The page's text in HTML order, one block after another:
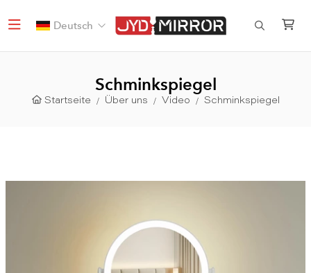
Deutsch
Schminkspiegel
Startseite Über uns Video Schminkspiegel